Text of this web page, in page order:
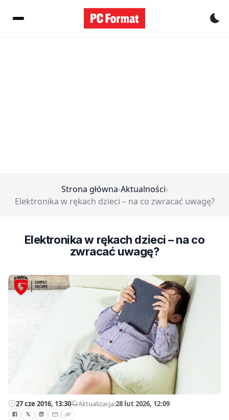
Strona główna›Aktualności›
Elektronika w rękach dzieci – na co zwracać uwagę?
Elektronika w rękach dzieci – na co
zwracać uwagę?
27 cze 2016, 13:30—Aktualizacja:28 lut 2026, 12:09